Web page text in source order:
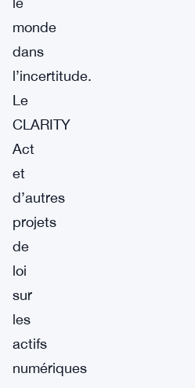
monde
dans
l’incertitude.
Le
CLARITY
Act
et
d’autres
projets
de
loi
sur
les
actifs
numériques